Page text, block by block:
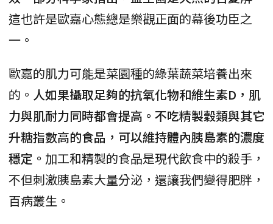
這也許是歐嘉心態總是樂觀正面的幕後功臣之
一。
歐嘉的肌力可能是菜園種的綠葉蔬菜培養出來
的。 人如果攝取足夠的抗氧化物和維生素D，肌
力與肌耐力同時都會提高。不吃精製穀類與其它
升糖指數高的食品，可以維持體內胰島素的濃度
穩定。 加工和精製的食品是現代飲食中的殺手，
不但刺激胰島素大量分泌，還讓我們變得肥胖，
百病叢生。